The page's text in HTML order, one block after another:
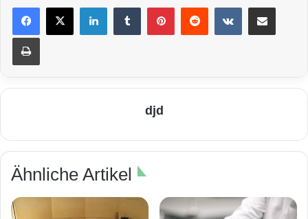
LinkedIn VKontakte
Drucken
djd
Ähnliche Artikel